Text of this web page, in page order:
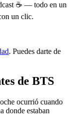
☕ — todo en un
un clic.
. Puedes darte de
de BTS
ocurrió cuando
donde estaban